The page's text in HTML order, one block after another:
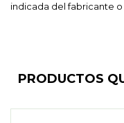
indicada del fabricante
PRODUCTOS